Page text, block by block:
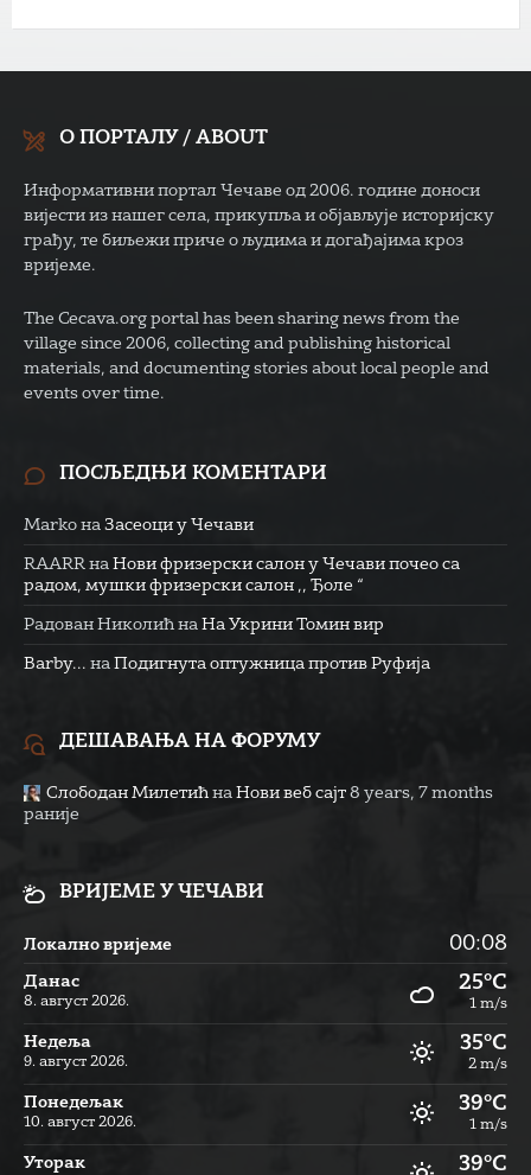
О ПОРТАЛУ / ABOUT
Информативни портал Чечаве од 2006. године доноси
вијести из нашег села, прикупља и објављује историјску
грађу, те биљежи приче о људима и догађајима кроз
вријеме.
The Cecava.org portal has been sharing news from the
village since 2006, collecting and publishing historical
materials, and documenting stories about local people and
events over time.
ПОСЉЕДЊИ КОМЕНТАРИ
Marko на Засеоци у Чечави
RAARR на Нови фризерски салон у Чечави почео са
радом, мушки фризерски салон ,, Ђоле “
Радован Николић на На Укрини Томин вир
Barby... на Подигнута оптужница против Руфија
ДЕШАВАЊА НА ФОРУМУ
Слободан Милетић на Нови веб сајт 8 years, 7 months
раније
ВРИЈЕМЕ У ЧЕЧАВИ
Локално вријеме 00:08
Данас
8. август 2026.
25°C
1 m/s
Недеља
9. август 2026.
35°C
2 m/s
Понедељак
10. август 2026.
39°C
1 m/s
Уторак 39°C